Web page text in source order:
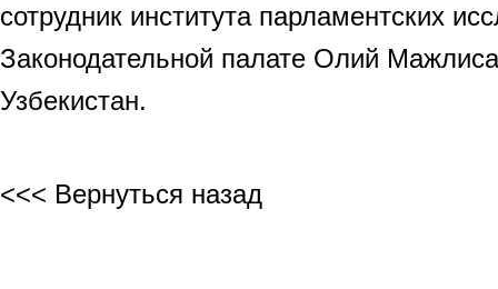
сотрудник института парламентских
Законодательной палате Олий
Узбекистан.
<<< Вернуться назад